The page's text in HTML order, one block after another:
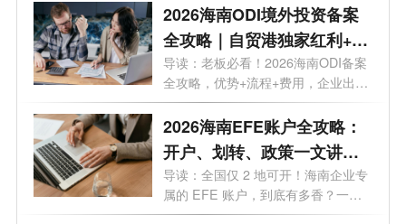
2026海南ODI境外投资备案
全攻略｜自贸港独家红利+流
程+费用+靠谱机构
导读：老板必看！2026海南ODI备案
全攻略，优势+流程+费用，企业出海
看这一篇...
2026海南EFE账户全攻略：
开户、划转、政策一文讲
透，外贸老板必看
导读：全国仅 2 地可开！海南企业专
属的 EFE 账户，到底有多香？一文
讲透。...